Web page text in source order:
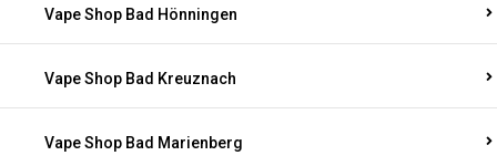
Vape Shop Bad Hönningen
Vape Shop Bad Kreuznach
Vape Shop Bad Marienberg